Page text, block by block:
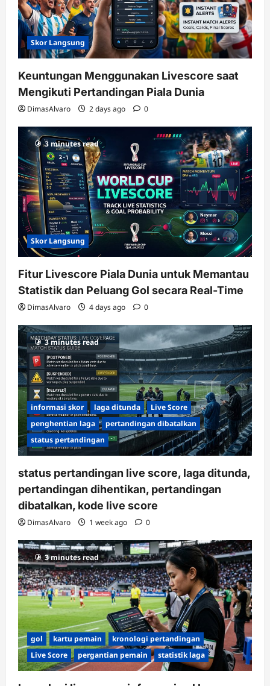
Skor Langsung
Keuntungan Menggunakan Livescore saat
Mengikuti Pertandingan Piala Dunia
DimasAlvaro 2 days ago 0
3 minutes read
Skor Langsung
Fitur Livescore Piala Dunia untuk Memantau
Statistik dan Peluang Gol secara Real-Time
DimasAlvaro 4 days ago 0
3 minutes read
informasi skor laga ditunda
Live Score
penghentian laga
pertandingan dibatalkan
status pertandingan
status pertandingan live score, laga ditunda,
pertandingan dihentikan, pertandingan
dibatalkan, kode live score
DimasAlvaro 1 week ago 0
3 minutes read
gol kartu pemain
kronologi pertandingan
Live Score
pergantian pemain statistik laga